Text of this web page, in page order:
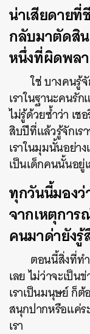
น่าเสียดาย
กลับมาตัดสิ
หนึ่งที่ผิดพล
ใช่ บางคนรู้
เราในฐานะคนรั
ไม่รู้ด้วยซ้ำว่า เ
สิบปีที่แล้วรู้จักเร
เราในมุมนั้นอย่า
เป็นเด็กคนนั้นอยู่
ทุกวันนี้มองว่
จากเหตุการ
คนมาด่ายัง
ตอนนี้สิ่งที่ท
เลย ไม่ว่าจะเป็น
เราเป็นมนุษย์ ก็
สนุกปากหรือแค่
เรา